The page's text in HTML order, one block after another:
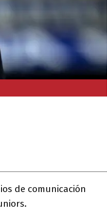
de comunicación